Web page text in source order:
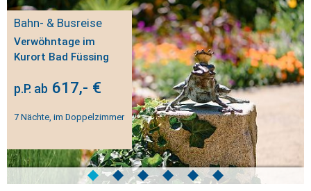
Bahn- & Busreise
Verwöhntage im
Kurort Bad Füssing
p.P. ab 617,- €
7 Nächte, im Doppelzimmer
◆ ◆ ◆ ◆ ◆ ◆